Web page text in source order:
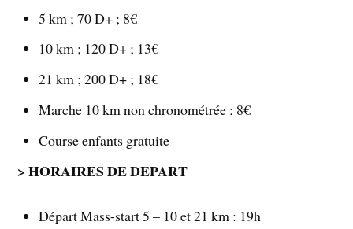
5 km ; 70 D+ ; 8€
10 km ; 120 D+ ; 13€
21 km ; 200 D+ ; 18€
Marche 10 km non chronométrée ; 8€
Course enfants gratuite
> HORAIRES DE DEPART
Départ Mass-start 5 – 10 et 21 km : 19h